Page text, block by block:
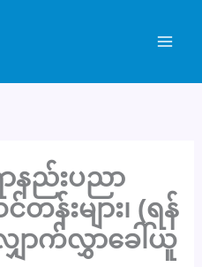
ည်းပညာ
န်းများ၊ (ရန်
ာက်လွှာခေါ်ယူ